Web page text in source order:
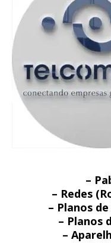
–
– Redes
– Planos
– Planos
–